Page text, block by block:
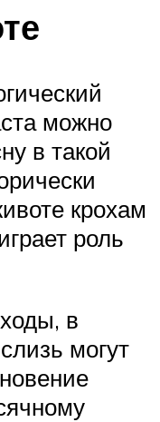
можно
в такой
крохам
роль
в
могут